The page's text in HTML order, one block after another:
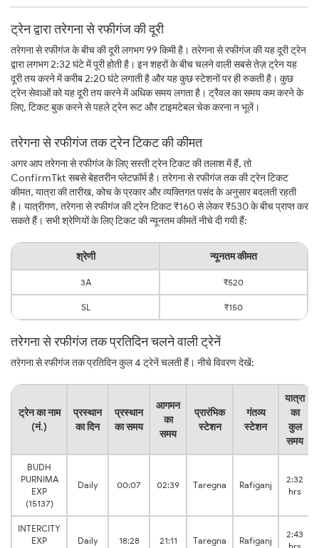
ट्रेन द्वारा तरेगना से रफीगंज की दूरी
तरेगना से रफीगंज के बीच की दूरी लगभग 99 किमी है। तरेगना से रफीगंज की यह दूरी ट्रेन
द्वारा लगभग 2:32 घंटे में पूरी होती है। इन शहरों के बीच चलने वाली सबसे तेज़ ट्रेन यह
दूरी तय करने में करीब 2:20 घंटे लगाती है और यह कुछ स्टेशनों पर ही रुकती है। कुछ
ट्रेन सेवाओं को यह दूरी तय करने में अधिक समय लगता है। ट्रैवल का समय कम करने के
लिए, टिकट बुक करने से पहले ट्रेन रूट और टाइमटेबल चेक करना न भूलें।
तरेगना से रफीगंज तक ट्रेन टिकट की कीमत
अगर आप तरेगना से रफीगंज के लिए सस्ती ट्रेन टिकट की तलाश में हैं, तो
ConfirmTkt सबसे बेहतरीन प्लेटफ़ॉर्म है। तरेगना से रफीगंज तक की ट्रेन टिकट
कीमत, यात्रा की तारीख, कोच के प्रकार और व्यक्तिगत पसंद के अनुसार बदलती रहती
है। यात्रीगण, तरेगना से रफीगंज की ट्रेन टिकट ₹160 से लेकर ₹530 के बीच प्राप्त कर
सकते हैं। सभी श्रेणियों के लिए टिकट की न्यूनतम कीमतें नीचे दी गयी हैं:
श्रेणी न्यूनतम कीमत
3A ₹520
SL ₹150
तरेगना से रफीगंज तक प्रतिदिन चलने वाली ट्रेनें
तरेगना से रफीगंज तक प्रतिदिन कुल 4 ट्रेनें चलती हैं। नीचे विवरण देखें:
ट्रेन का नाम
(नं.)
प्रस्थान
का दिन
प्रस्थान
का समय
आगमन
का
समय
प्रारंभिक
स्टेशन
गंतव्य
स्टेशन
यात्रा
का
कुल
समय
BUDH
PURNIMA
EXP
(15137)
Daily 00:07 02:39 Taregna Rafiganj
2:32
hrs
INTERCITY
EXP
Daily 18:28 21:11 Taregna Rafiganj
2:43